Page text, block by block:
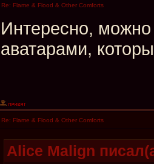
Re: Flame & Flood & Other Comforts
Интересно,
аватарами,
Re: Flame & Flood & Other Comforts
Alice Malign